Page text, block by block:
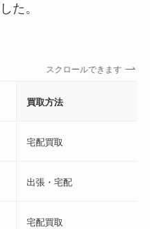
た。
スクロールできます
買取方法
宅配買取
出張・宅配
宅配買取